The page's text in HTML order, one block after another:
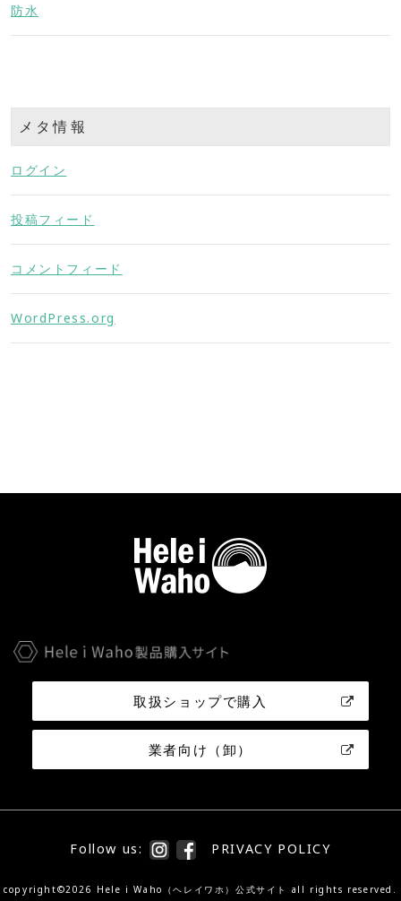
防水
メタ情報
ログイン
投稿フィード
コメントフィード
WordPress.org
取扱ショップで購入
業者向け（卸）
Follow us: PRIVACY POLICY
copyright©2026 Hele i Waho（ヘレイワホ）公式サイト all rights reserved.